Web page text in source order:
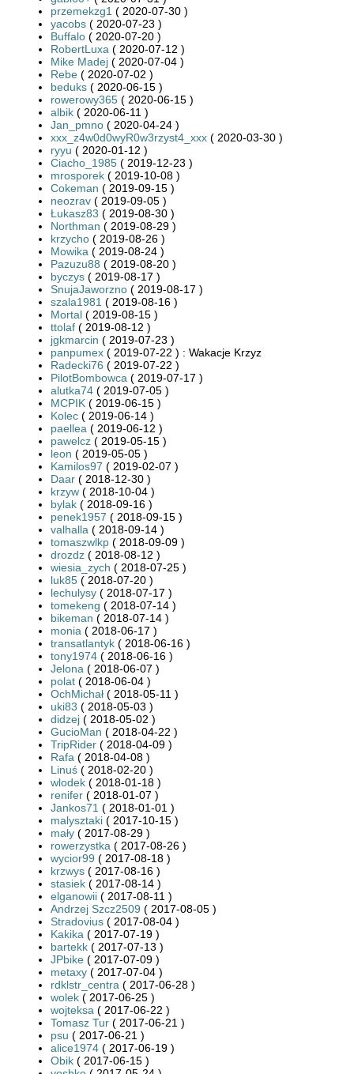
przemekzg1 ( 2020-07-30 )
yacobs ( 2020-07-23 )
Buffalo ( 2020-07-20 )
RobertLuxa ( 2020-07-12 )
Mike Madej ( 2020-07-04 )
Rebe ( 2020-07-02 )
beduks ( 2020-06-15 )
rowerowy365 ( 2020-06-15 )
albik ( 2020-06-11 )
Jan_pmno ( 2020-04-24 )
xxx_z4w0d0wyR0w3rzyst4_xxx ( 2020-03-30 )
ryyu ( 2020-01-12 )
Ciacho_1985 ( 2019-12-23 )
mrosporek ( 2019-10-08 )
Cokeman ( 2019-09-15 )
neozrav ( 2019-09-05 )
Łukasz83 ( 2019-08-30 )
Northman ( 2019-08-29 )
krzycho ( 2019-08-26 )
Mowika ( 2019-08-24 )
Pazuzu88 ( 2019-08-20 )
byczys ( 2019-08-17 )
SnujaJaworzno ( 2019-08-17 )
szala1981 ( 2019-08-16 )
Mortal ( 2019-08-15 )
ttolaf ( 2019-08-12 )
jgkmarcin ( 2019-07-23 )
panpumex ( 2019-07-22 ) : Wakacje Krzyz
Radecki76 ( 2019-07-22 )
PilotBombowca ( 2019-07-17 )
alutka74 ( 2019-07-05 )
MCPIK ( 2019-06-15 )
Kolec ( 2019-06-14 )
paellea ( 2019-06-12 )
pawelcz ( 2019-05-15 )
leon ( 2019-05-05 )
Kamilos97 ( 2019-02-07 )
Daar ( 2018-12-30 )
krzyw ( 2018-10-04 )
bylak ( 2018-09-16 )
penek1957 ( 2018-09-15 )
valhalla ( 2018-09-14 )
tomaszwlkp ( 2018-09-09 )
drozdz ( 2018-08-12 )
wiesia_zych ( 2018-07-25 )
luk85 ( 2018-07-20 )
lechulysy ( 2018-07-17 )
tomekeng ( 2018-07-14 )
bikeman ( 2018-07-14 )
monia ( 2018-06-17 )
transatlantyk ( 2018-06-16 )
tony1974 ( 2018-06-16 )
Jelona ( 2018-06-07 )
polat ( 2018-06-04 )
OchMichał ( 2018-05-11 )
uki83 ( 2018-05-03 )
didzej ( 2018-05-02 )
GucioMan ( 2018-04-22 )
TripRider ( 2018-04-09 )
Rafa ( 2018-04-08 )
Linuś ( 2018-02-20 )
wlodek ( 2018-01-18 )
renifer ( 2018-01-07 )
Jankos71 ( 2018-01-01 )
malysztaki ( 2017-10-15 )
mały ( 2017-08-29 )
rowerzystka ( 2017-08-26 )
wycior99 ( 2017-08-18 )
krzwys ( 2017-08-16 )
stasiek ( 2017-08-14 )
elganowii ( 2017-08-11 )
Andrzej Szcz2509 ( 2017-08-05 )
Stradovius ( 2017-08-04 )
Kakika ( 2017-07-19 )
bartekk ( 2017-07-13 )
JPbike ( 2017-07-09 )
metaxy ( 2017-07-04 )
rdklstr_centra ( 2017-06-28 )
wolek ( 2017-06-25 )
wojteksa ( 2017-06-22 )
Tomasz Tur ( 2017-06-21 )
psu ( 2017-06-21 )
alice1974 ( 2017-06-19 )
Obik ( 2017-06-15 )